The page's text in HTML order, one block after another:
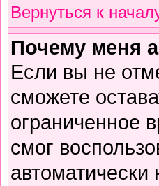
Вернуться к
Почему меня
Если вы не
сможете
ограниченное
смог